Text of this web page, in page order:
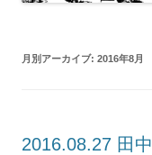
月別アーカイブ: 2016年8月
2016.08.27 田